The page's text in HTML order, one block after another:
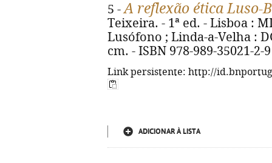
5 -A reflexão ética Luso-
Teixeira. - 1ª ed. - Lisboa :
Lusófono ; Linda-a-Velha :
cm. - ISBN 978-989-35021-2-9
Link persistente: http://
ADICIONAR À LISTA